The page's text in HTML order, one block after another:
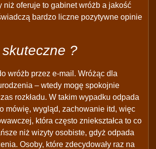
oferuje to gabinet wróżb a jakość
bardzo liczne pozytywne opinie
?
wróżb przez e-mail. Wróżąc dla
– wtedy mogę spokojnie
rozkładu. W takim wypadku odpada
mówię, wygląd, zachowanie itd, więc
która często zniekształca to co
niż wizyty osobiste, gdyż odpada
Osoby, które zdecydowały raz na